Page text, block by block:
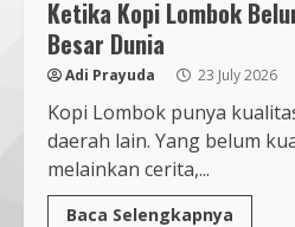
Ketika Kopi Lombok
Besar Dunia
Adi Prayuda 23 July 2026
Kopi Lombok punya
daerah lain. Yang belum
melainkan cerita,...
Baca Selengkapnya
6
KONI
7